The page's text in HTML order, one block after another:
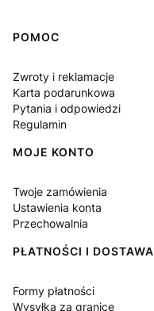
Linki w stopce
POMOC
Zwroty i reklamacje
Karta podarunkowa
Pytania i odpowiedzi
Regulamin
MOJE KONTO
Twoje zamówienia
Ustawienia konta
Przechowalnia
PŁATNOŚCI I DOSTAWA
Formy płatności
Wysyłka za granice